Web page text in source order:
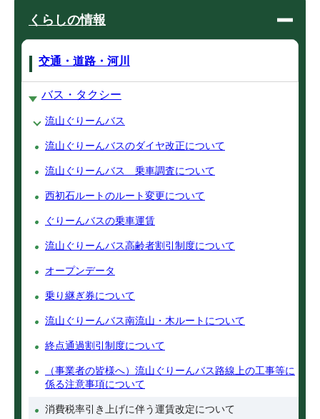
くらしの情報
交通・道路・河川
バス・タクシー
流山ぐりーんバス
流山ぐりーんバスのダイヤ改正について
流山ぐりーんバス 乗車調査について
西初石ルートのルート変更について
ぐりーんバスの乗車運賃
流山ぐりーんバス高齢者割引制度について
オープンデータ
乗り継ぎ券について
流山ぐりーんバス南流山・木ルートについて
終点通過割引制度について
（事業者の皆様へ）流山ぐりーんバス路線上の工事等に
係る注意事項について
消費税率引き上げに伴う運賃改定について